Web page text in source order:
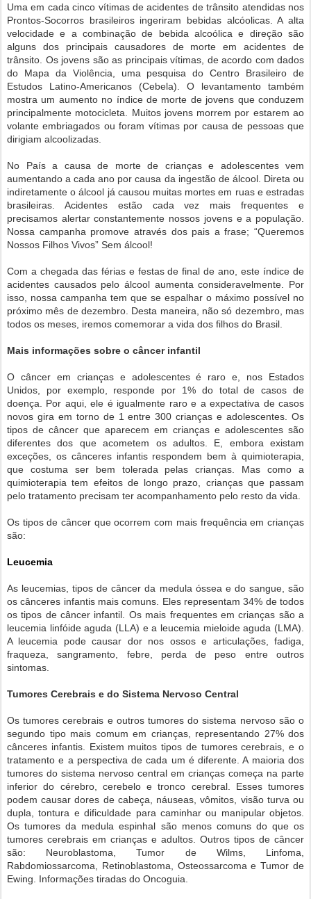
Uma em cada cinco vítimas de acidentes de trânsito atendidas nos
Prontos-Socorros brasileiros ingeriram bebidas alcóolicas. A alta
velocidade e a combinação de bebida alcoólica e direção são
alguns dos principais causadores de morte em acidentes de
trânsito. Os jovens são as principais vítimas, de acordo com dados
do Mapa da Violência, uma pesquisa do Centro Brasileiro de
Estudos Latino-Americanos (Cebela). O levantamento também
mostra um aumento no índice de morte de jovens que conduzem
principalmente motocicleta. Muitos jovens morrem por estarem ao
volante embriagados ou foram vítimas por causa de pessoas que
dirigiam alcoolizadas.
No País a causa de morte de crianças e adolescentes vem
aumentando a cada ano por causa da ingestão de álcool. Direta ou
indiretamente o álcool já causou muitas mortes em ruas e estradas
brasileiras. Acidentes estão cada vez mais frequentes e
precisamos alertar constantemente nossos jovens e a população.
Nossa campanha promove através dos pais a frase; “Queremos
Nossos Filhos Vivos” Sem álcool!
Com a chegada das férias e festas de final de ano, este índice de
acidentes causados pelo álcool aumenta consideravelmente. Por
isso, nossa campanha tem que se espalhar o máximo possível no
próximo mês de dezembro. Desta maneira, não só dezembro, mas
todos os meses, iremos comemorar a vida dos filhos do Brasil.
Mais informações sobre o câncer infantil
O câncer em crianças e adolescentes é raro e, nos Estados
Unidos, por exemplo, responde por 1% do total de casos de
doença. Por aqui, ele é igualmente raro e a expectativa de casos
novos gira em torno de 1 entre 300 crianças e adolescentes. Os
tipos de câncer que aparecem em crianças e adolescentes são
diferentes dos que acometem os adultos. E, embora existam
exceções, os cânceres infantis respondem bem à quimioterapia,
que costuma ser bem tolerada pelas crianças. Mas como a
quimioterapia tem efeitos de longo prazo, crianças que passam
pelo tratamento precisam ter acompanhamento pelo resto da vida.
Os tipos de câncer que ocorrem com mais frequência em crianças
são:
Leucemia
As leucemias, tipos de câncer da medula óssea e do sangue, são
os cânceres infantis mais comuns. Eles representam 34% de todos
os tipos de câncer infantil. Os mais frequentes em crianças são a
leucemia linfóide aguda (LLA) e a leucemia mieloide aguda (LMA).
A leucemia pode causar dor nos ossos e articulações, fadiga,
fraqueza, sangramento, febre, perda de peso entre outros
sintomas.
Tumores Cerebrais e do Sistema Nervoso Central
Os tumores cerebrais e outros tumores do sistema nervoso são o
segundo tipo mais comum em crianças, representando 27% dos
cânceres infantis. Existem muitos tipos de tumores cerebrais, e o
tratamento e a perspectiva de cada um é diferente. A maioria dos
tumores do sistema nervoso central em crianças começa na parte
inferior do cérebro, cerebelo e tronco cerebral. Esses tumores
podem causar dores de cabeça, náuseas, vômitos, visão turva ou
dupla, tontura e dificuldade para caminhar ou manipular objetos.
Os tumores da medula espinhal são menos comuns do que os
tumores cerebrais em crianças e adultos. Outros tipos de câncer
são: Neuroblastoma, Tumor de Wilms, Linfoma,
Rabdomiossarcoma, Retinoblastoma, Osteossarcoma e Tumor de
Ewing. Informações tiradas do Oncoguia.